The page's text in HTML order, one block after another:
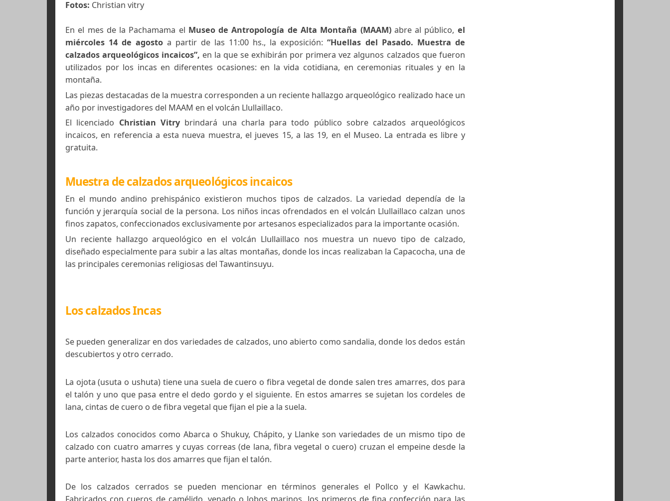
- 14/08/2013 -
- Por Christian Vitry -
Fotos: Christian vitry
En el mes de la Pachamama elMuseo de Antropología de Alta Montaña (MAAM)
miércoles 14 de agosto a partir de las 11:00 hs., la exposición: “Huellas del Pasado. Muestra de
calzados arqueológicos incaicos”,en la que se exhibirán por primera vez algunos calzados que fueron
utilizados por los incas en diferentes ocasiones: en la vida cotidiana, en ceremonias rituales y en la
Las piezas destacadas de la muestra corresponden a un reciente hallazgo arqueológico realizado hace un
año por investigadores del MAAM en el volcán Llullaillaco.
El licenciadoChristian Vitry
brindará una charla para todo público sobre calzados arqueológicos
incaicos, en referencia a esta nueva muestra, el jueves 15, a las 19, en el Museo. La entrada es libre y
gratuita.
Muestra de calzados arqueológicos incaicos
función y jerarquía social de la persona. Los niños incas ofrendados en el volcán Llullaillaco calzan unos
finos zapatos, confeccionados exclusivamente por artesanos especializados para la importante ocasión.
Un reciente hallazgo arqueológico en el volcán Llullaillaco nos muestra un nuevo tipo de calzado,
diseñado especialmente para subir a las altas montañas, donde los incas realizaban la Capacocha, una de
las principales ceremonias religiosas del Tawantinsuyu.
Los calzados Incas
Se pueden generalizar en dos variedades de calzados, uno abierto como sandalia, donde los dedos están
descubiertos y otro cerrado.
La ojota (usuta o ushuta) tiene una suela de cuero o fibra vegetal de donde salen tres amarres, dos para